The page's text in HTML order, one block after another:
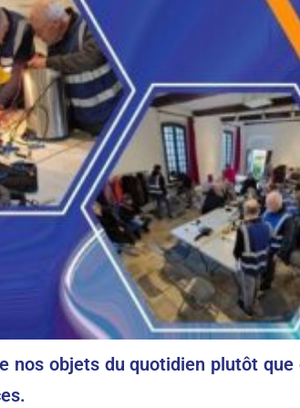
objets du quotidien plutôt que